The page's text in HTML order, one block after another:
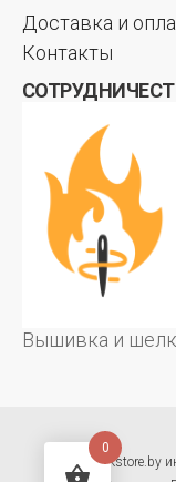
Доставка и
Контакты
Вышивка и
© hotrockstore.by
0